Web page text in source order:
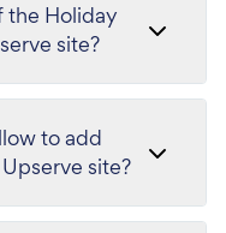
the Holiday
site?
to add
site?